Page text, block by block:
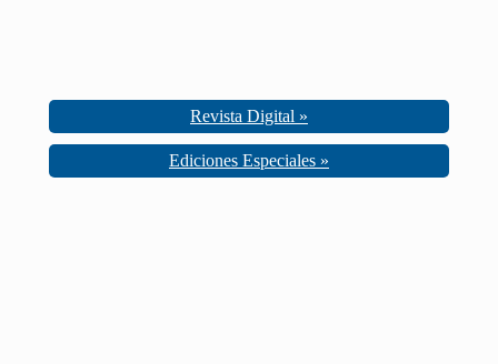
Revista Digital »
Ediciones Especiales »